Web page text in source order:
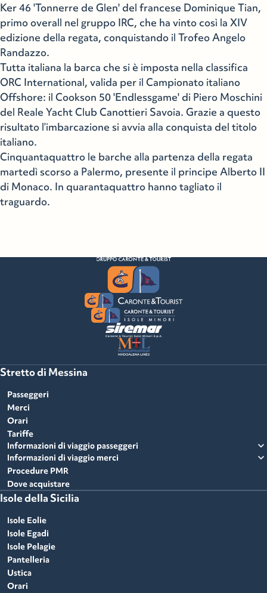
Ker 46 'Tonnerre de Glen' del francese Dominique Tian,
primo overall nel gruppo IRC, che ha vinto così la XIV
edizione della regata, conquistando il Trofeo Angelo
Randazzo.
Tutta italiana la barca che si è imposta nella classifica
ORC International, valida per il Campionato italiano
Offshore: il Cookson 50 'Endlessgame' di Piero Moschini
del Reale Yacht Club Canottieri Savoia. Grazie a questo
risultato l’imbarcazione si avvia alla conquista del titolo
italiano.
Cinquantaquattro le barche alla partenza della regata
martedì scorso a Palermo, presente il principe Alberto II
di Monaco. In quarantaquattro hanno tagliato il
traguardo.
Stretto di Messina
Passeggeri
Merci
Orari
Tariffe
Informazioni di viaggio passeggeri
expand_more
Informazioni di viaggio merci expand_more
Procedure PMR
Dove acquistare
Isole della Sicilia
Isole Eolie
Isole Egadi
Isole Pelagie
Pantelleria
Ustica
Orari